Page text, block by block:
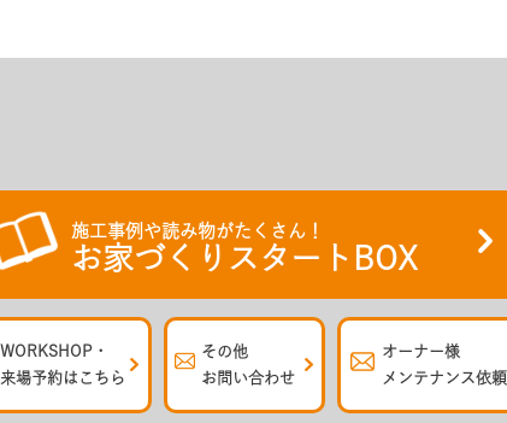
施工事例や読み物がたくさん！
お家づくりスタートBOX
WORKSHOP・
来場予約はこちら
その他
お問い合わせ
オーナー様
メンテナンス依頼